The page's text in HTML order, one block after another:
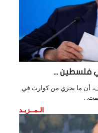
فلسطين ...
أن ما يجري من كوارث في
.
الـمــزيـد